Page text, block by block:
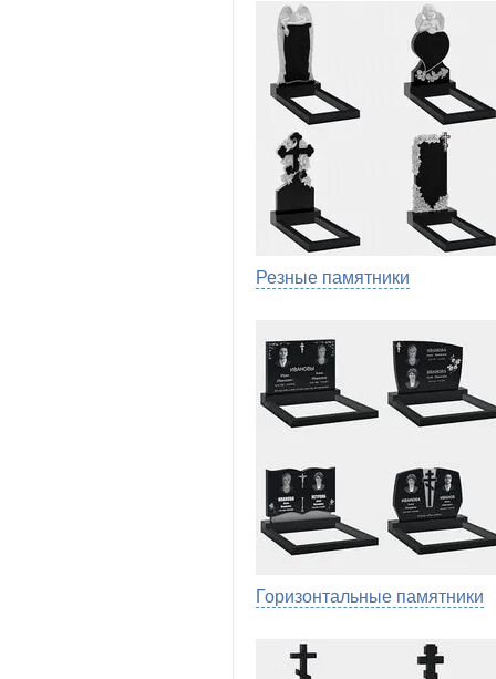
Резные памятники
Горизонтальные памятники